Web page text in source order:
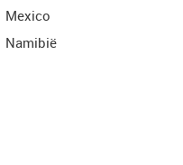
Mexico
Namibië